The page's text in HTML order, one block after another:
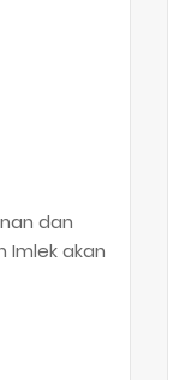
dan
Imlek akan